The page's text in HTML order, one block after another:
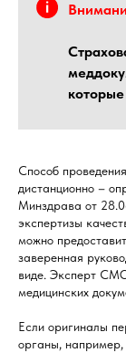
Способ
дистанционно –
Минздрава от
экспертизы
можно
заверенная
виде. Эксперт СМО
медицинских
Если оригиналы
органы, например,